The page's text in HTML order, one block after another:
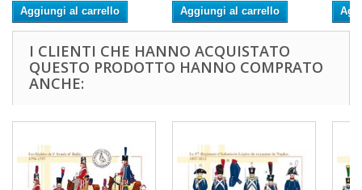
Aggiungi al carrello Aggiungi al carrello
I CLIENTI CHE HANNO ACQUISTATO
QUESTO PRODOTTO HANNO COMPRATO
ANCHE: